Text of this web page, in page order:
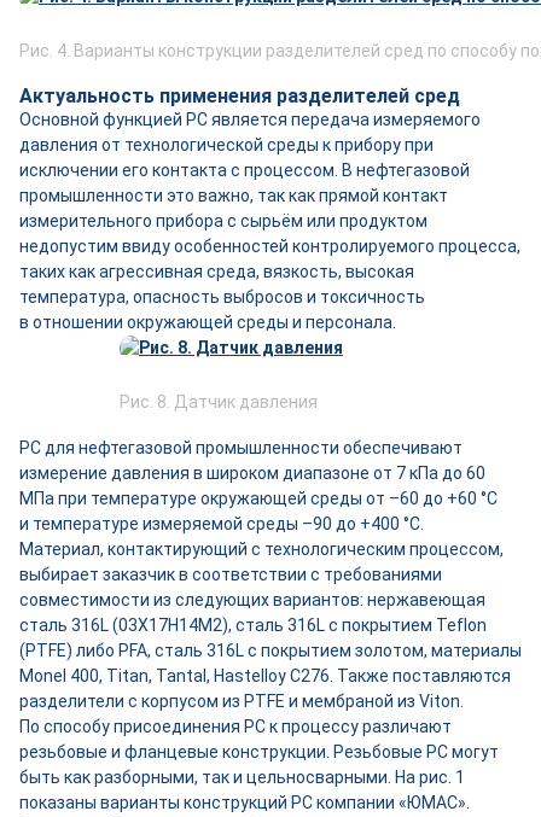
Рис. 4. Варианты конструкции разделителей сред по способу
Актуальность применения разделителей сред
Основной функцией РС является передача измеряемого
давления от технологической среды к прибору при
исключении его контакта с процессом. В нефтегазовой
промышленности это важно, так как прямой контакт
измерительного прибора с сырьём или продуктом
недопустим ввиду особенностей контролируемого процесса,
таких как агрессивная среда, вязкость, высокая
температура, опасность выбросов и токсичность
в отношении окружающей среды и персонала.
Рис. 8. Датчик давления
РС для нефтегазовой промышленности обеспечивают
измерение давления в широком диапазоне от 7 кПа до 60
МПа при температуре окружающей среды от –60 до +60 °C
и температуре измеряемой среды –90 до +400 °C.
Материал, контактирующий с технологическим процессом,
выбирает заказчик в соответствии с требованиями
совместимости из следующих вариантов: нержавеющая
сталь 316L (03Х17Н14М2), сталь 316L с покрытием Teflon
(PTFE) либо PFA, сталь 316L с покрытием золотом, материалы
Monel 400, Titan, Tantal, Hastelloy C276. Также поставляются
разделители с корпусом из PTFE и мембраной из Viton.
По способу присоединения РС к процессу различают
резьбовые и фланцевые конструкции. Резьбовые РС могут
быть как разборными, так и цельносварными. На рис. 1
показаны варианты конструкций РС компании «ЮМАС».